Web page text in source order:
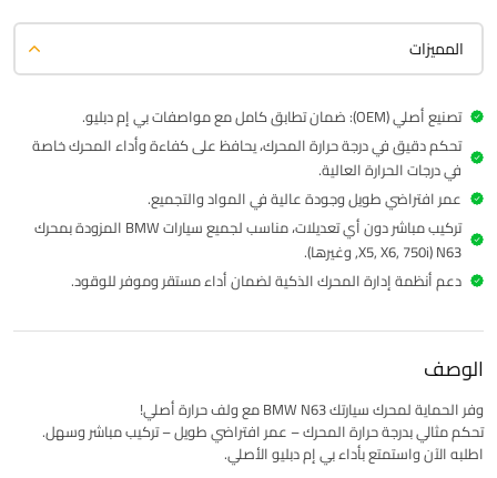
المميزات
تصنيع أصلي (OEM): ضمان تطابق كامل مع مواصفات بي إم دبليو.
تحكم دقيق في درجة حرارة المحرك، يحافظ على كفاءة وأداء المحرك خاصة
في درجات الحرارة العالية.
عمر افتراضي طويل وجودة عالية في المواد والتجميع.
تركيب مباشر دون أي تعديلات، مناسب لجميع سيارات BMW المزودة بمحرك
N63 (X5, X6, 750i, وغيرها).
دعم أنظمة إدارة المحرك الذكية لضمان أداء مستقر وموفر للوقود.
الوصف
وفر الحماية لمحرك سيارتك BMW N63 مع ولف حرارة أصلي!
تحكم مثالي بدرجة حرارة المحرك – عمر افتراضي طويل – تركيب مباشر وسهل.
اطلبه الآن واستمتع بأداء بي إم دبليو الأصلي.